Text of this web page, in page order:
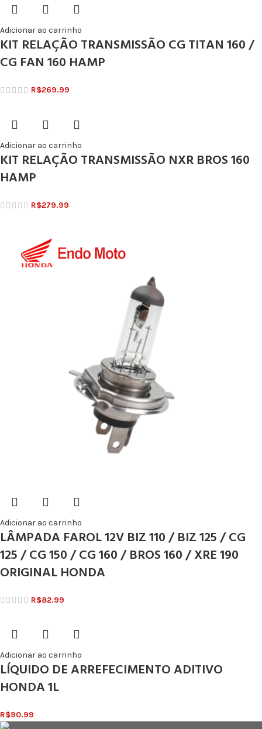
Adicionar ao carrinho
KIT RELAÇÃO TRANSMISSÃO CG TITAN 160 /
CG FAN 160 HAMP
R$269.99
Adicionar ao carrinho
KIT RELAÇÃO TRANSMISSÃO NXR BROS 160
HAMP
R$279.99
Adicionar ao carrinho
LÂMPADA FAROL 12V BIZ 110 / BIZ 125 / CG
125 / CG 150 / CG 160 / BROS 160 / XRE 190
ORIGINAL HONDA
R$82.99
Adicionar ao carrinho
LÍQUIDO DE ARREFECIMENTO ADITIVO
HONDA 1L
R$90.99